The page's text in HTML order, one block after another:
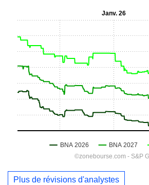
Plus de révisions d'analystes